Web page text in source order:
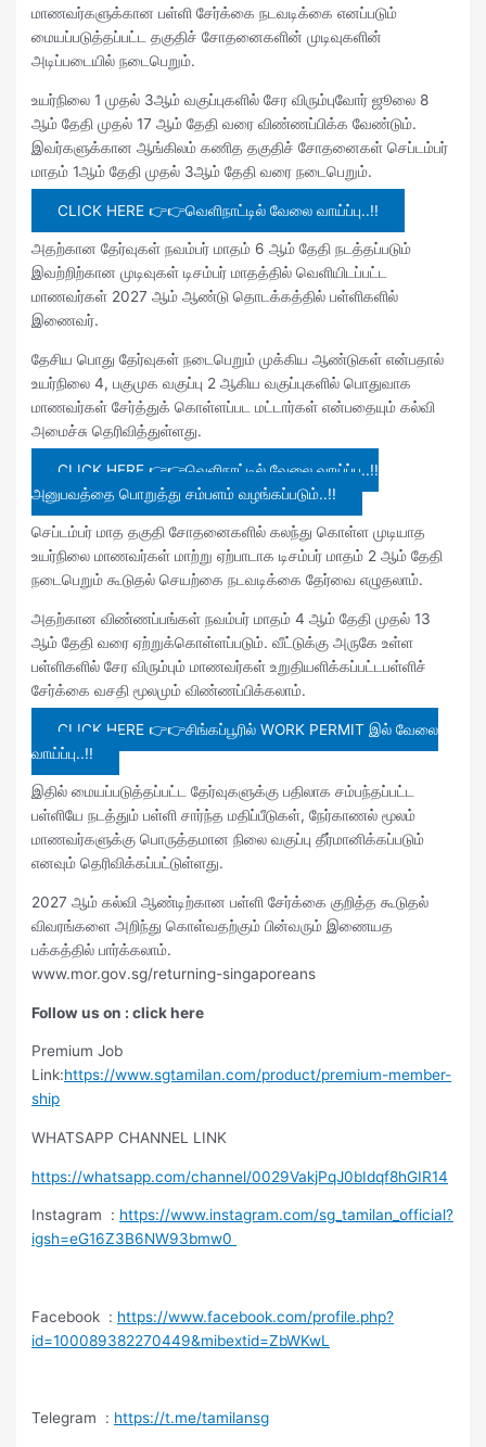
மாணவர்களுக்கான பள்ளி சேர்க்கை நடவடிக்கை எனப்படும்
மையப்படுத்தப்பட்ட தகுதிச் சோதனைகளின் முடிவுகளின்
அடிப்படையில் நடைபெறும்.
உயர்நிலை 1 முதல் 3ஆம் வகுப்புகளில் சேர விரும்புவோர் ஜூலை 8
ஆம் தேதி முதல் 17 ஆம் தேதி வரை விண்ணப்பிக்க வேண்டும்.
இவர்களுக்கான ஆங்கிலம் கணித தகுதிச் சோதனைகள் செப்டம்பர்
மாதம் 1ஆம் தேதி முதல் 3ஆம் தேதி வரை நடைபெறும்.
CLICK HERE 👉👉வெளிநாட்டில் வேலை வாய்ப்பு..!!
அதற்கான தேர்வுகள் நவம்பர் மாதம் 6 ஆம் தேதி நடத்தப்படும்
இவற்றிற்கான முடிவுகள் டிசம்பர் மாதத்தில் வெளியிடப்பட்ட
மாணவர்கள் 2027 ஆம் ஆண்டு தொடக்கத்தில் பள்ளிகளில்
இணைவர்.
தேசிய பொது தேர்வுகள் நடைபெறும் முக்கிய ஆண்டுகள் என்பதால்
உயர்நிலை 4, பகுமுக வகுப்பு 2 ஆகிய வகுப்புகளில் பொதுவாக
மாணவர்கள் சேர்த்துக் கொள்ளப்பட மட்டார்கள் என்பதையும் கல்வி
அமைச்சு தெரிவித்துள்ளது.
CLICK HERE 👉👉வெளிநாட்டில் வேலை வாய்ப்பு..!!
அனுபவத்தை பொறுத்து சம்பளம் வழங்கப்படும்..!!
செப்டம்பர் மாத தகுதி சோதனைகளில் கலந்து கொள்ள முடியாத
உயர்நிலை மாணவர்கள் மாற்று ஏற்பாடாக டிசம்பர் மாதம் 2 ஆம் தேதி
நடைபெறும் கூடுதல் செயற்கை நடவடிக்கை தேர்வை எழுதலாம்.
அதற்கான விண்ணப்பங்கள் நவம்பர் மாதம் 4 ஆம் தேதி முதல் 13
ஆம் தேதி வரை ஏற்றுக்கொள்ளப்படும். வீட்டுக்கு அருகே உள்ள
பள்ளிகளில் சேர விரும்பும் மாணவர்கள் உறுதியளிக்கப்பட்டபள்ளிச்
சேர்க்கை வசதி மூலமும் விண்ணப்பிக்கலாம்.
CLICK HERE 👉👉சிங்கப்பூரில் WORK PERMIT இல் வேலை
வாய்ப்பு..!!
இதில் மையப்படுத்தப்பட்ட தேர்வுகளுக்கு பதிலாக சம்பந்தப்பட்ட
பள்ளியே நடத்தும் பள்ளி சார்ந்த மதிப்பீடுகள், நேர்காணல் மூலம்
மாணவர்களுக்கு பொருத்தமான நிலை வகுப்பு தீர்மானிக்கப்படும்
எனவும் தெரிவிக்கப்பட்டுள்ளது.
2027 ஆம் கல்வி ஆண்டிற்கான பள்ளி சேர்க்கை குறித்த கூடுதல்
விவரங்களை அறிந்து கொள்வதற்கும் பின்வரும் இணையத
பக்கத்தில் பார்க்கலாம்.
www.mor.gov.sg/returning-singaporeans
Follow us on : click here
Premium Job
Link:https://www.sgtamilan.com/product/premium-member-
ship
WHATSAPP CHANNEL LINK
https://whatsapp.com/channel/0029VakjPqJ0bIdqf8hGIR14
Instagram : https://www.instagram.com/sg_tamilan_official?
igsh=eG16Z3B6NW93bmw0
Facebook : https://www.facebook.com/profile.php?
id=100089382270449&mibextid=ZbWKwL
Telegram : https://t.me/tamilansg